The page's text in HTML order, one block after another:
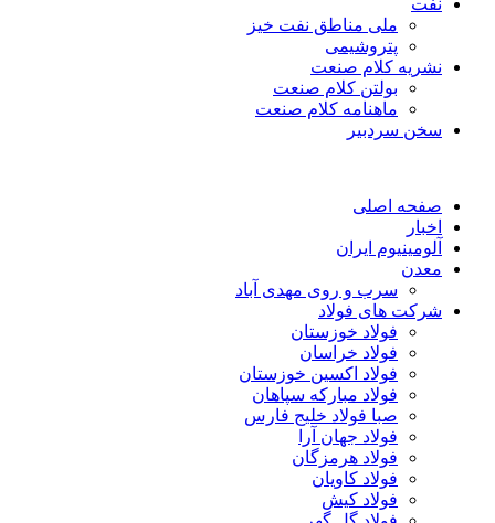
ملی مناطق نفت خیز
پتروشیمی
نشریه کلام صنعت
بولتن کلام صنعت
ماهنامه کلام صنعت
سخن سردبیر
صفحه اصلی
اخبار
آلومینیوم ایران
معدن
سرب و روی مهدی آباد
شرکت های فولاد
فولاد خوزستان
فولاد خراسان
فولاد اکسین خوزستان
فولاد مبارکه سپاهان
صبا فولاد خلیج فارس
فولاد جهان آرا
فولاد هرمزگان
فولاد کاویان
فولاد کیش